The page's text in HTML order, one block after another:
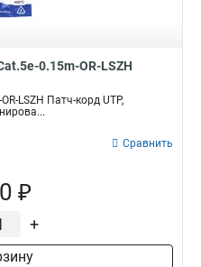
0.15m-OR-LSZH
LSZH Патч-корд UTP,
Сравнить
₽
+